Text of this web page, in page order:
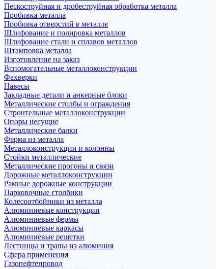
Пескоструйная и дробеструйная обработка металла
Пробивка металла
Пробивка отверстий в металле
Шлифование и полировка металлов
Шлифование стали и сплавов металлов
Штамповка металла
Изготовление на заказ
Вспомогательные металлоконструкции
Фахверки
Навесы
Закладные детали и анкерные блоки
Металлические столбы и ограждения
Строительные металлоконструкции
Опоры несущие
Металлические балки
Ферма из металла
Металлоконструкции и колонны
Стойки металлические
Металлические прогоны и связи
Дорожные металлоконструкции
Рамные дорожные конструкции
Парковочные столбики
Колесоотбойники из металла
Алюминиевые конструкции
Алюминиевые фермы
Алюминиевые каркасы
Алюминиевые решетки
Лестницы и трапы из алюминия
Сфера применения
Газонефтепровод